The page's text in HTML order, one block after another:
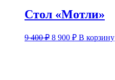
Стол «Мотли»
9 400₽ Первоначальная
8 900 ₽Текущая
цена:
В корзину